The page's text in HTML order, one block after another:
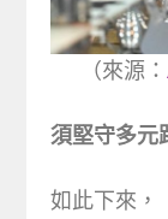
（來源：
須堅守多元
如此下來，